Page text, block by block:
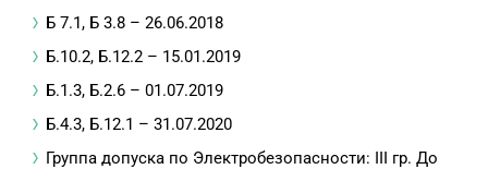
Б 7.1, Б 3.8 – 26.06.2018
Б.10.2, Б.12.2 – 15.01.2019
Б.1.3, Б.2.6 – 01.07.2019
Б.4.3, Б.12.1 – 31.07.2020
Группа допуска по Электробезопасности: III гр. До